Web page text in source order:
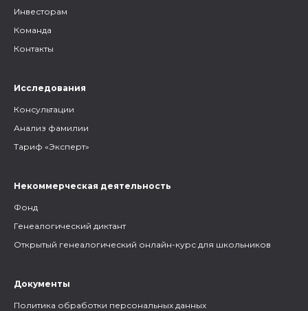
Инвесторам
Команда
Контакты
Исследования
Консультации
Анализ фамилии
Тариф «Эксперт»
Некоммерческая деятельность
Фонд
Генеалогический диктант
Открытый генеалогический онлайн-курс для школьников
Документы
Политика обработки персональных данных